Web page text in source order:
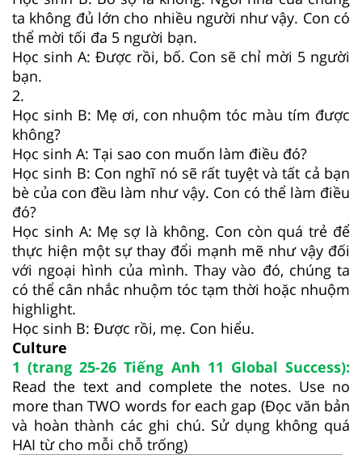
ta không đủ lớn cho nhiều người như vậy. Con có
thể mời tối đa 5 người bạn.
Học sinh A: Được rồi, bố. Con sẽ chỉ mời 5 người
bạn.
2.
Học sinh B: Mẹ ơi, con nhuộm tóc màu tím được
không?
Học sinh A: Tại sao con muốn làm điều đó?
Học sinh B: Con nghĩ nó sẽ rất tuyệt và tất cả bạn
bè của con đều làm như vậy. Con có thể làm điều
đó?
Học sinh A: Mẹ sợ là không. Con còn quá trẻ để
thực hiện một sự thay đổi mạnh mẽ như vậy đối
với ngoại hình của mình. Thay vào đó, chúng ta
có thể cân nhắc nhuộm tóc tạm thời hoặc nhuộm
highlight.
Học sinh B: Được rồi, mẹ. Con hiểu.
Culture
1 (trang 25-26 Tiếng Anh 11 Global Success):
Read the text and complete the notes. Use no
more than TWO words for each gap (Đọc văn bản
và hoàn thành các ghi chú. Sử dụng không quá
HAI từ cho mỗi chỗ trống)